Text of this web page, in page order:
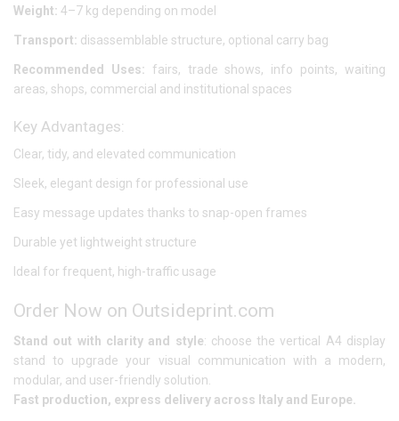
Weight: 4–7 kg depending on model
Transport: disassemblable structure, optional carry bag
Recommended Uses: fairs, trade shows, info points, waiting
areas, shops, commercial and institutional spaces
Key Advantages:
Clear, tidy, and elevated communication
Sleek, elegant design for professional use
Easy message updates thanks to snap-open frames
Durable yet lightweight structure
Ideal for frequent, high-traffic usage
Order Now on Outsideprint.com
Stand out with clarity and style: choose the vertical A4 display
stand to upgrade your visual communication with a modern,
modular, and user-friendly solution.
Fast production, express delivery across Italy and Europe.